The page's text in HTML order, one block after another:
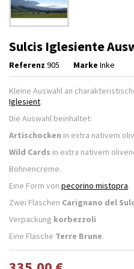
Sulcis Iglesiente
Referenz 905 Marke Inke
Kleine Auswahl an
Iglesient.
Die Auswahl beinhaltet:
Artischocken in extra nativem
Wild Cards in extra nativem
Bohnencreme.
Eine Form von pecorino mistopra.
Zwei Flaschen Carignano del
Verpackung korbezzoli
Eine Flasche Terre Brune.